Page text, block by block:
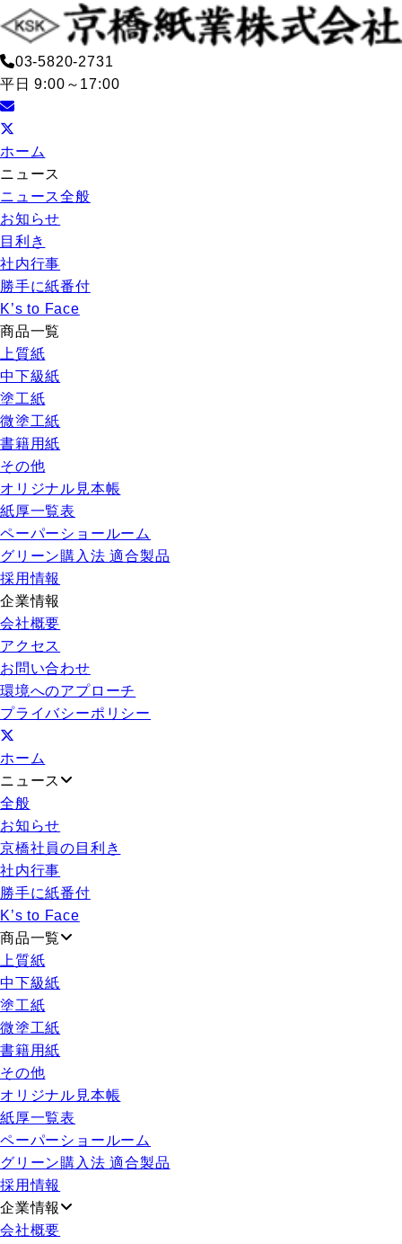
03-5820-2731
平日 9:00～17:00
ホーム
ニュース
ニュース全般
お知らせ
目利き
社内行事
勝手に紙番付
K’s to Face
商品一覧
上質紙
中下級紙
塗工紙
微塗工紙
書籍用紙
その他
オリジナル見本帳
紙厚一覧表
ペーパーショールーム
グリーン購入法 適合製品
採用情報
企業情報
会社概要
アクセス
お問い合わせ
環境へのアプローチ
プライバシーポリシー
ホーム
ニュース
全般
お知らせ
京橋社員の目利き
社内行事
勝手に紙番付
K’s to Face
商品一覧
上質紙
中下級紙
塗工紙
微塗工紙
書籍用紙
その他
オリジナル見本帳
紙厚一覧表
ペーパーショールーム
グリーン購入法 適合製品
採用情報
企業情報
会社概要